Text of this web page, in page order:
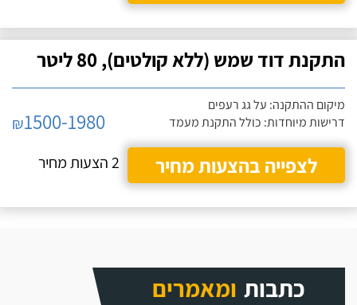
התקנת דוד שמש (ללא קולטים), 80 ליטר
מיקום ההתקנה: על גג רעפים
דרישות מיוחדות: כולל התקנת מעמד
₪1500-1980
לצפייה בהצעות מחיר
2 הצעות מחיר
כתבות ומאמרים